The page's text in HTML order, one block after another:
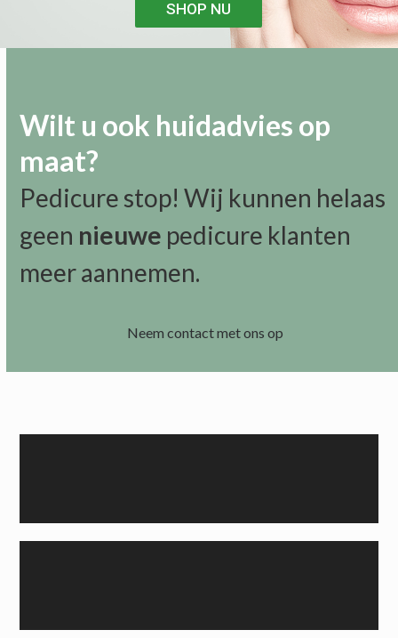
SHOP NU
Wilt u ook huidadvies op
maat?
Pedicure stop! Wij kunnen helaas
geen nieuwe pedicure klanten
meer aannemen.
Neem contact met ons op